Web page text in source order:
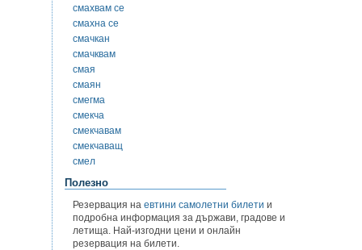
смахвам се
смахна се
смачкан
смачквам
смая
смаян
смегма
смекча
смекчавам
смекчаващ
смел
Полезно
Резервация на евтини самолетни билети и
подробна информация за държави, градове и
летища. Най-изгодни цени и онлайн
резервация на билети.